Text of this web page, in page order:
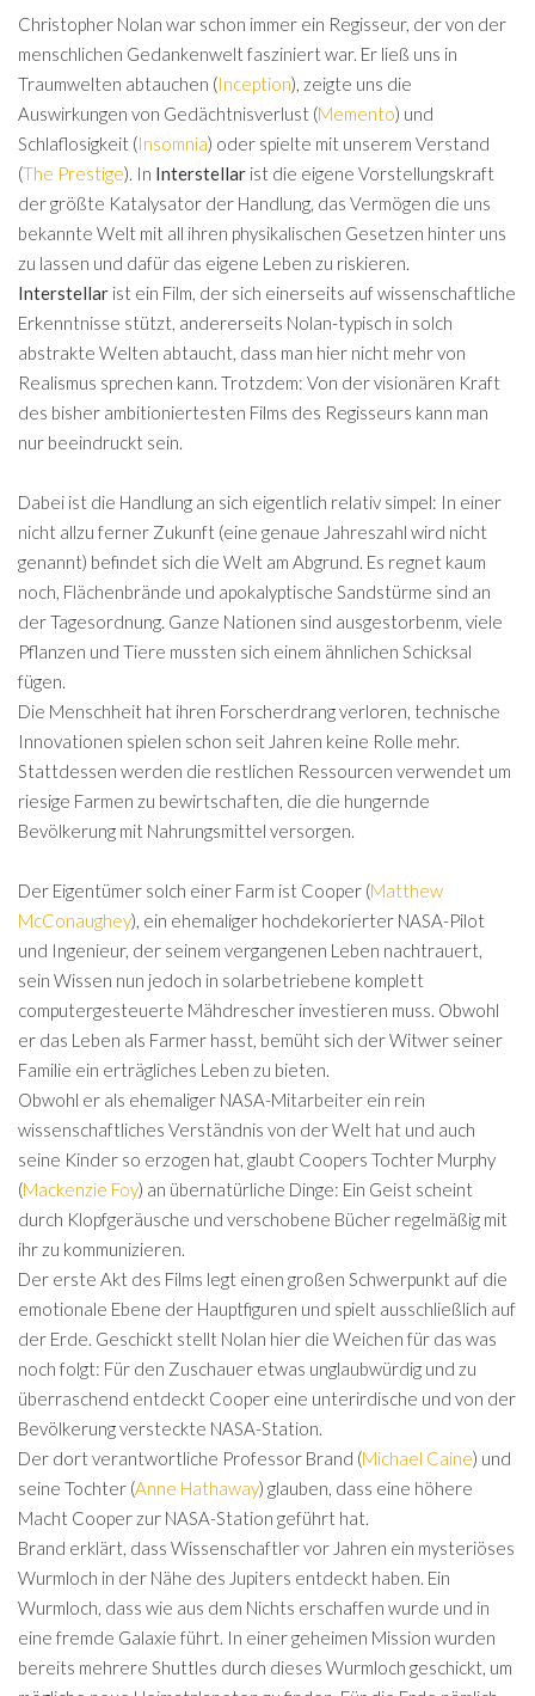
Christopher Nolan war schon immer ein Regisseur, der von der
menschlichen Gedankenwelt fasziniert war. Er ließ uns in
Traumwelten abtauchen (Inception), zeigte uns die
Auswirkungen von Gedächtnisverlust (Memento) und
Schlaflosigkeit (Insomnia) oder spielte mit unserem Verstand
(The Prestige). In Interstellar ist die eigene Vorstellungskraft
der größte Katalysator der Handlung, das Vermögen die uns
bekannte Welt mit all ihren physikalischen Gesetzen hinter uns
zu lassen und dafür das eigene Leben zu riskieren.
Interstellar ist ein Film, der sich einerseits auf wissenschaftliche
Erkenntnisse stützt, andererseits Nolan-typisch in solch
abstrakte Welten abtaucht, dass man hier nicht mehr von
Realismus sprechen kann. Trotzdem: Von der visionären Kraft
des bisher ambitioniertesten Films des Regisseurs kann man
nur beeindruckt sein.
Dabei ist die Handlung an sich eigentlich relativ simpel: In einer
nicht allzu ferner Zukunft (eine genaue Jahreszahl wird nicht
genannt) befindet sich die Welt am Abgrund. Es regnet kaum
noch, Flächenbrände und apokalyptische Sandstürme sind an
der Tagesordnung. Ganze Nationen sind ausgestorbenm, viele
Pflanzen und Tiere mussten sich einem ähnlichen Schicksal
fügen.
Die Menschheit hat ihren Forscherdrang verloren, technische
Innovationen spielen schon seit Jahren keine Rolle mehr.
Stattdessen werden die restlichen Ressourcen verwendet um
riesige Farmen zu bewirtschaften, die die hungernde
Bevölkerung mit Nahrungsmittel versorgen.
Der Eigentümer solch einer Farm ist Cooper (Matthew
McConaughey), ein ehemaliger hochdekorierter NASA-Pilot
und Ingenieur, der seinem vergangenen Leben nachtrauert,
sein Wissen nun jedoch in solarbetriebene komplett
computergesteuerte Mähdrescher investieren muss. Obwohl
er das Leben als Farmer hasst, bemüht sich der Witwer seiner
Familie ein erträgliches Leben zu bieten.
Obwohl er als ehemaliger NASA-Mitarbeiter ein rein
wissenschaftliches Verständnis von der Welt hat und auch
seine Kinder so erzogen hat, glaubt Coopers Tochter Murphy
(Mackenzie Foy) an übernatürliche Dinge: Ein Geist scheint
durch Klopfgeräusche und verschobene Bücher regelmäßig mit
ihr zu kommunizieren.
Der erste Akt des Films legt einen großen Schwerpunkt auf die
emotionale Ebene der Hauptfiguren und spielt ausschließlich auf
der Erde. Geschickt stellt Nolan hier die Weichen für das was
noch folgt: Für den Zuschauer etwas unglaubwürdig und zu
überraschend entdeckt Cooper eine unterirdische und von der
Bevölkerung versteckte NASA-Station.
Der dort verantwortliche Professor Brand (Michael Caine) und
seine Tochter (Anne Hathaway) glauben, dass eine höhere
Macht Cooper zur NASA-Station geführt hat.
Brand erklärt, dass Wissenschaftler vor Jahren ein mysteriöses
Wurmloch in der Nähe des Jupiters entdeckt haben. Ein
Wurmloch, dass wie aus dem Nichts erschaffen wurde und in
eine fremde Galaxie führt. In einer geheimen Mission wurden
bereits mehrere Shuttles durch dieses Wurmloch geschickt, um